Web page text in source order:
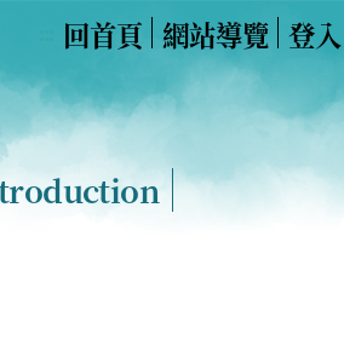
回首頁 網站導覽 登入